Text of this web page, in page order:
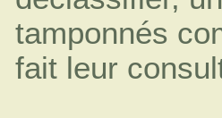
tamponnés
fait leur